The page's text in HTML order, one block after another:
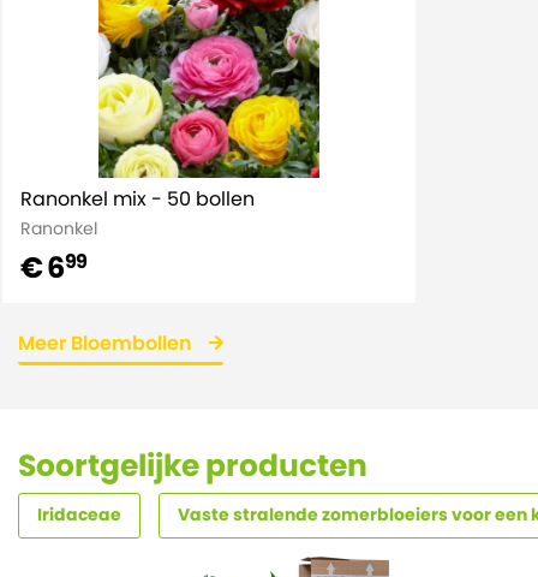
Ranonkel mix - 50 bollen
Ranonkel
€ 699
Meer Bloembollen
Soortgelijke producten
Iridaceae Vaste stralende zomerbloeiers voor een